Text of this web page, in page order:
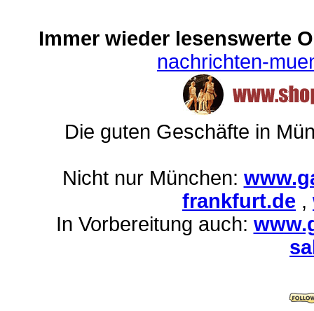
Immer wieder lesenswerte
nachrichten-
Die guten Geschäfte in
Nicht nur München:
frankfurt.de ,
In Vorbereitung auch: